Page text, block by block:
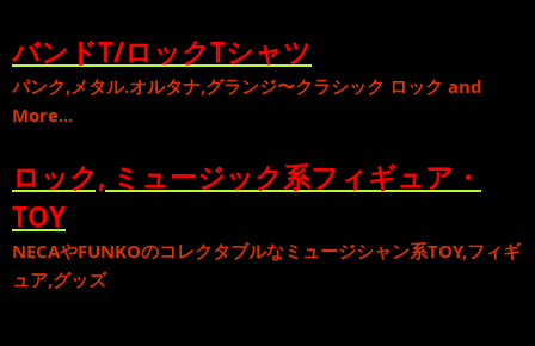
バンドT/ロックTシャツ
パンク,メタル.オルタナ,グランジ〜クラシック ロック and
More...
ロック, ミュージック系フィギュア・
TOY
NECAやFUNKOのコレクタブルなミュージシャン系TOY,フィギ
ュア,グッズ